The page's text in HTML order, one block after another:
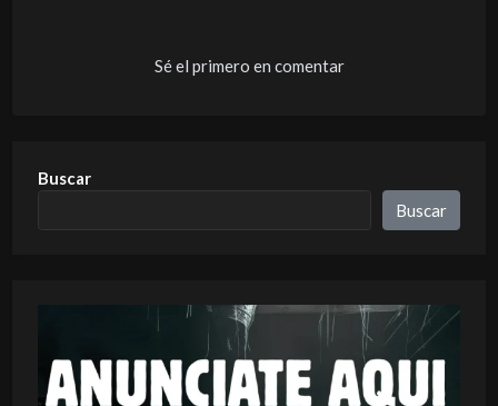
Sé el primero en comentar
Buscar
Buscar